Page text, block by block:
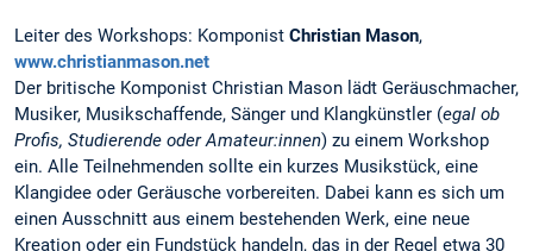
Leiter des Workshops: Komponist Christian Mason,
www.christianmason.net
Der britische Komponist Christian Mason lädt Geräuschmacher,
Musiker, Musikschaffende, Sänger und Klangkünstler (egal ob
Profis, Studierende oder Amateur:innen) zu einem Workshop
ein. Alle Teilnehmenden sollte ein kurzes Musikstück, eine
Klangidee oder Geräusche vorbereiten. Dabei kann es sich um
einen Ausschnitt aus einem bestehenden Werk, eine neue
Kreation oder ein Fundstück handeln, das in der Regel etwa 30